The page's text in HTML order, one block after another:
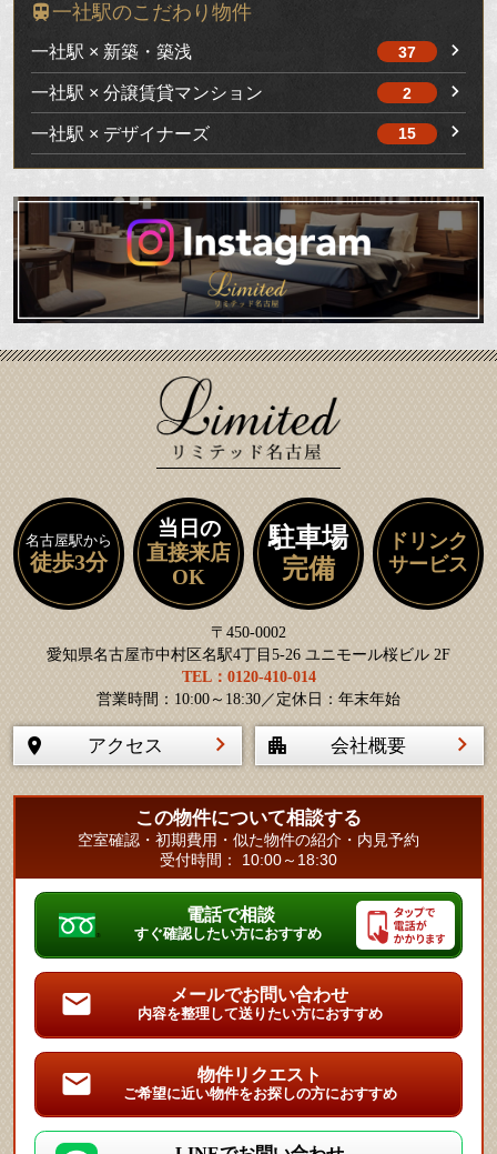
一社駅のこだわり物件
一社駅 × 新築・築浅 37
一社駅 × 分譲賃貸マンション 2
一社駅 × デザイナーズ 15
名古屋駅から
徒歩3分
当日の
直接来店
OK
駐車場
完備
ドリンク
サービス
〒450-0002
愛知県名古屋市中村区名駅4丁目5-26 ユニモール桜ビル 2F
TEL：0120-410-014
営業時間：10:00～18:30／定休日：年末年始
アクセス 会社概要
この物件について相談する
空室確認・初期費用・似た物件の紹介・内見予約
受付時間： 10:00～18:30
電話で相談
すぐ確認したい方におすすめ
メールでお問い合わせ
内容を整理して送りたい方におすすめ
物件リクエスト
ご希望に近い物件をお探しの方におすすめ